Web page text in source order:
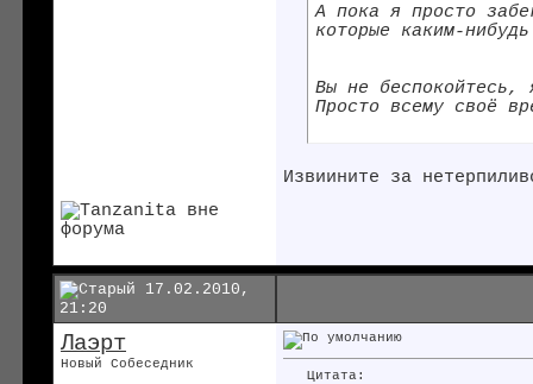
А пока я просто
которые каким-
Вы не беспокойтесь,
Просто всему своё
Извиините за
17.02.2010,
21:20
Лаэрт
Новый Собеседник
Цитата: